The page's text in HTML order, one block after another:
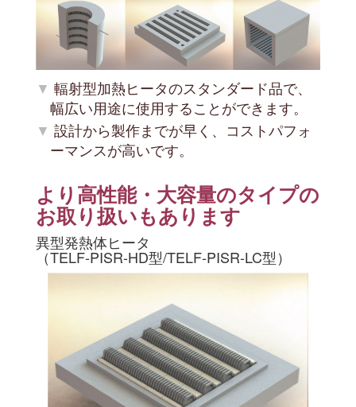
輻射型加熱ヒータのスタンダード品で、
幅広い用途に使用することができます。
設計から製作までが早く、コストパフォ
ーマンスが高いです。
より高性能・大容量のタイプの
お取り扱いもあります
異型発熱体ヒータ
（TELF-PISR-HD型/TELF-PISR-LC型）